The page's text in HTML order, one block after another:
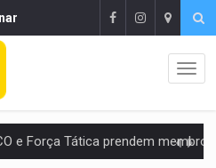
fortalece parceria com a APAE para ampliar ações